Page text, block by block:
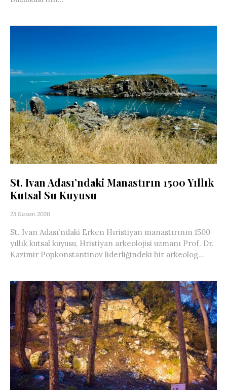
St. Ivan Adası’ndaki Manastırın 1500 Yıllık
Kutsal Su Kuyusu
25 Kasım 2020
St. Ivan Adası’ndaki Erken Hıristiyan manastırının 1500
yıllık kutsal kuyusu, Hristiyan arkeolojisi uzmanı Prof. Dr.
Kazimir Popkonstantinov liderliğindeki bir arkeolog...